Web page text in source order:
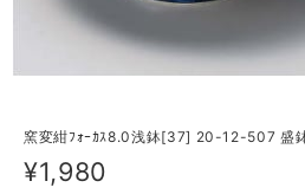
窯変紺ﾌｫｰｶｽ8.0浅鉢[37] 20-12-507 盛
¥1,980